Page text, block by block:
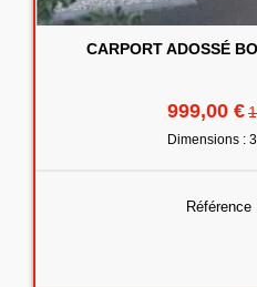
CARPORT ADOSSÉ
999,00 €
Dimensions :
Référence